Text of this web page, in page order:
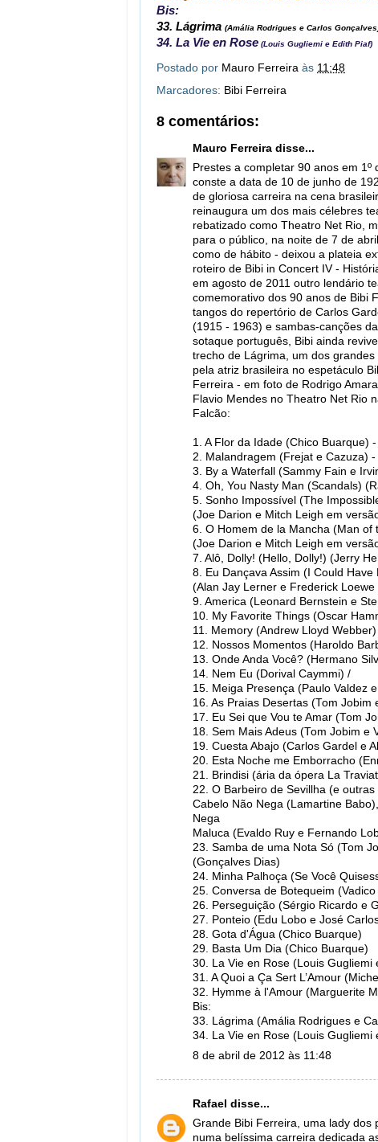
Bis:
33. Lágrima (Amália Rodrigues e Carlos
34. La Vie en Rose (Louis Gugliemi e Edith Piaf)
Postado por Mauro Ferreira às 11:48
Marcadores: Bibi Ferreira
8 comentários:
Mauro Ferreira disse...
Prestes a completar 90 anos em
conste a data de 10 de junho de
de gloriosa carreira na cena
reinaugura um dos mais célebres
rebatizado como Theatro Net Rio,
para o público, na noite de 7 de
como de hábito - deixou a plateia
roteiro de Bibi in Concert IV -
em agosto de 2011 outro lendário
comemorativo dos 90 anos de Bibi
tangos do repertório de Carlos
(1915 - 1963) e sambas-canções
sotaque português, Bibi ainda
trecho de Lágrima, um dos
pela atriz brasileira no espetáculo
Ferreira - em foto de Rodrigo
Flavio Mendes no Theatro Net Rio
Falcão:
1. A Flor da Idade (Chico Buarque)
2. Malandragem (Frejat e Cazuza)
3. By a Waterfall (Sammy Fain e
4. Oh, You Nasty Man (Scandals)
5. Sonho Impossível (The
(Joe Darion e Mitch Leigh em
6. O Homem de la Mancha (Man of
(Joe Darion e Mitch Leigh em
7. Alô, Dolly! (Hello, Dolly!) (Jerry
8. Eu Dançava Assim (I Could Have
(Alan Jay Lerner e Frederick
9. America (Leonard Bernstein e
10. My Favorite Things (Oscar
11. Memory (Andrew Lloyd Webber)
12. Nossos Momentos (Haroldo
13. Onde Anda Você? (Hermano
14. Nem Eu (Dorival Caymmi) /
15. Meiga Presença (Paulo Valdez
16. As Praias Desertas (Tom Jobim
17. Eu Sei que Vou te Amar (Tom
18. Sem Mais Adeus (Tom Jobim e
19. Cuesta Abajo (Carlos Gardel e
20. Esta Noche me Emborracho
21. Brindisi (ária da ópera La
22. O Barbeiro de Sevillha (e
Cabelo Não Nega (Lamartine
Nega
Maluca (Evaldo Ruy e Fernando
23. Samba de uma Nota Só (Tom
(Gonçalves Dias)
24. Minha Palhoça (Se Você
25. Conversa de Botequeim
26. Perseguição (Sérgio Ricardo e
27. Ponteio (Edu Lobo e José
28. Gota d'Água (Chico Buarque)
29. Basta Um Dia (Chico Buarque)
30. La Vie en Rose (Louis Gugliemi
31. A Quoi a Ça Sert L’Amour
32. Hymme à l'Amour (Marguerite
Bis:
33. Lágrima (Amália Rodrigues e
34. La Vie en Rose (Louis Gugliemi
8 de abril de 2012 às 11:48
Rafael disse...
Grande Bibi Ferreira, uma lady dos
numa belíssima carreira dedicada